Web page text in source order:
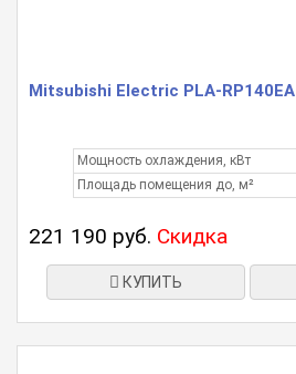
Mitsubishi Electric PLA-RP140EA
Мощность охлаждения, кВт
Площадь помещения до, м²
221 190 руб. Скидка
КУПИТЬ